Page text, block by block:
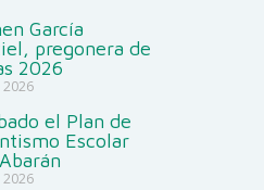
García
pregonera de
2026
el Plan de
Escolar